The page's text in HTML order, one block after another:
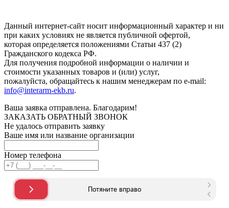
Данный интернет-сайт носит информационный характер и ни
при каких условиях не является публичной офертой,
которая определяется положениями Статьи 437 (2)
Гражданского кодекса РФ.
Для получения подробной информации о наличии и
стоимости указанных товаров и (или) услуг,
пожалуйста, обращайтесь к нашим менеджерам по e-mail:
info@interarm-ekb.ru.
Ваша заявка отправлена. Благодарим!
ЗАКАЗАТЬ ОБРАТНЫЙ ЗВОНОК
Не удалось отправить заявку
Ваше имя или название организации
Номер телефона